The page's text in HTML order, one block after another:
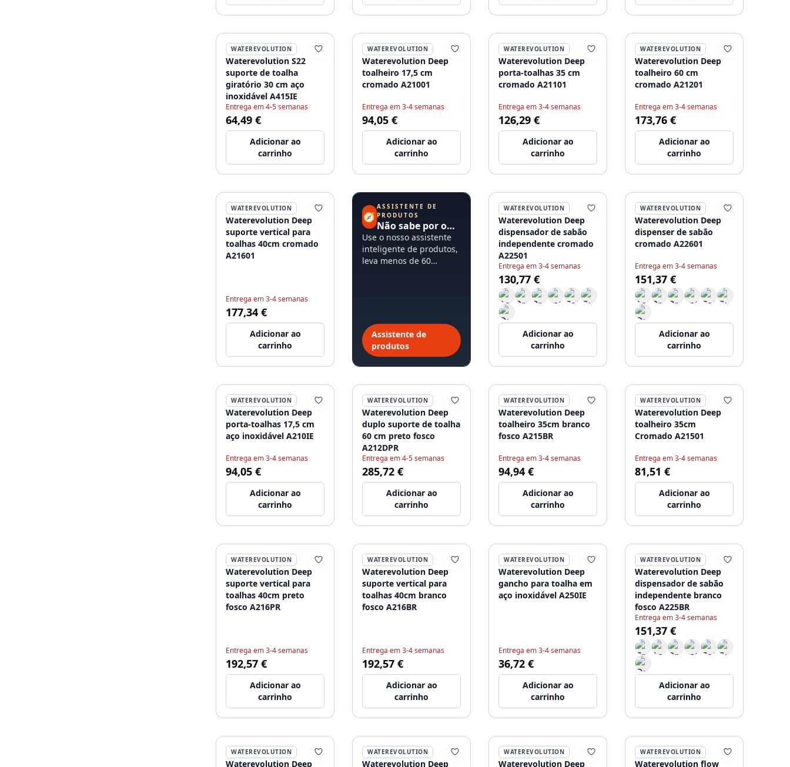
WATEREVOLUTION
Waterevolution S22
suporte de toalha
giratório 30 cm aço
inoxidável A415IE
Entrega em 4-5 semanas
64,49 €
Adicionar ao
carrinho
WATEREVOLUTION
Waterevolution Deep
toalheiro 17,5 cm
cromado A21001
Entrega em 3-4 semanas
94,05 €
Adicionar ao
carrinho
WATEREVOLUTION
Waterevolution Deep
porta-toalhas 35 cm
cromado A21101
Entrega em 3-4 semanas
126,29 €
Adicionar ao
carrinho
WATEREVOLUTION
Waterevolution Deep
toalheiro 60 cm
cromado A21201
Entrega em 3-4 semanas
173,76 €
Adicionar ao
carrinho
WATEREVOLUTION
Waterevolution Deep
suporte vertical para
toalhas 40cm cromado
A21601
Entrega em 3-4 semanas
177,34 €
Adicionar ao
carrinho
🧭
ASSISTENTE DE
PRODUTOS
Não sabe por onde começar?
Use o nosso assistente
inteligente de produtos,
leva menos de 60
Assistente de
produtos
WATEREVOLUTION
Waterevolution Deep
dispensador de sabão
independente cromado
A22501
Entrega em 3-4 semanas
130,77 €
Adicionar ao
carrinho
WATEREVOLUTION
Waterevolution Deep
dispenser de sabão
cromado A22601
Entrega em 3-4 semanas
151,37 €
Adicionar ao
carrinho
WATEREVOLUTION
Waterevolution Deep
porta-toalhas 17,5 cm
aço inoxidável A210IE
Entrega em 3-4 semanas
94,05 €
Adicionar ao
carrinho
WATEREVOLUTION
Waterevolution Deep
duplo suporte de toalha
60 cm preto fosco
A212DPR
Entrega em 4-5 semanas
285,72 €
Adicionar ao
carrinho
WATEREVOLUTION
Waterevolution Deep
toalheiro 35cm branco
fosco A215BR
Entrega em 3-4 semanas
94,94 €
Adicionar ao
carrinho
WATEREVOLUTION
Waterevolution Deep
toalheiro 35cm
Cromado A21501
Entrega em 3-4 semanas
81,51 €
Adicionar ao
carrinho
WATEREVOLUTION
Waterevolution Deep
suporte vertical para
toalhas 40cm preto
fosco A216PR
Entrega em 3-4 semanas
192,57 €
Adicionar ao
carrinho
WATEREVOLUTION
Waterevolution Deep
suporte vertical para
toalhas 40cm branco
fosco A216BR
Entrega em 3-4 semanas
192,57 €
Adicionar ao
carrinho
WATEREVOLUTION
Waterevolution Deep
gancho para toalha em
aço inoxidável A250IE
Entrega em 3-4 semanas
36,72 €
Adicionar ao
carrinho
WATEREVOLUTION
Waterevolution Deep
dispensador de sabão
independente branco
fosco A225BR
Entrega em 3-4 semanas
151,37 €
Adicionar ao
carrinho
WATEREVOLUTION
Waterevolution Deep
WATEREVOLUTION
Waterevolution Deep
WATEREVOLUTION
Waterevolution Deep
WATEREVOLUTION
Waterevolution flow